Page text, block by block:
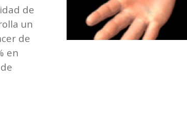
de
un
de
en